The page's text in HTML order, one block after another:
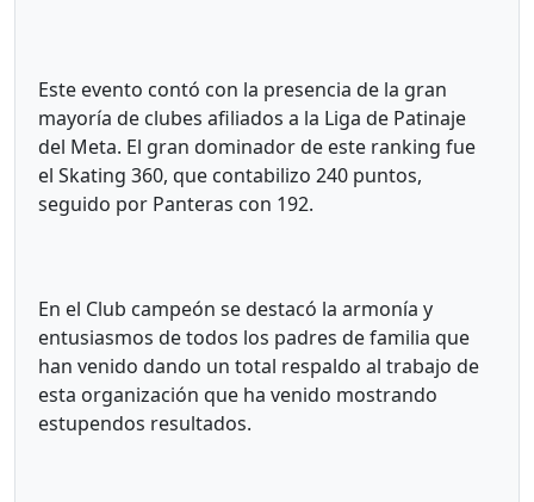
Este evento contó con la presencia de la gran
mayoría de clubes afiliados a la Liga de Patinaje
del Meta. El gran dominador de este ranking fue
el Skating 360, que contabilizo 240 puntos,
seguido por Panteras con 192.
En el Club campeón se destacó la armonía y
entusiasmos de todos los padres de familia que
han venido dando un total respaldo al trabajo de
esta organización que ha venido mostrando
estupendos resultados.